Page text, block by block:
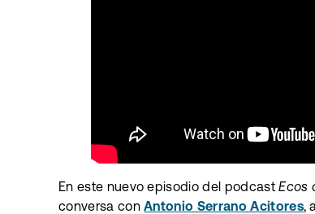
En este nuevo episodio del podcastEcos
conversa conAntonio Serrano Acitores,